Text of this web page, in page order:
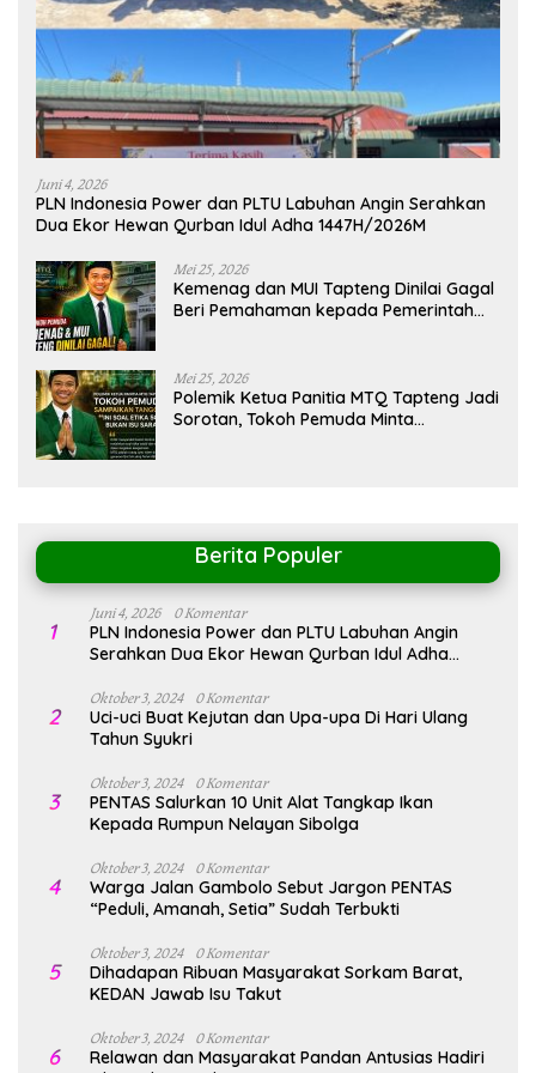
Juni 4, 2026
PLN Indonesia Power dan PLTU Labuhan Angin Serahkan
Dua Ekor Hewan Qurban Idul Adha 1447H/2026M
Mei 25, 2026
Kemenag dan MUI Tapteng Dinilai Gagal
Beri Pemahaman kepada Pemerintah
Mei 25, 2026
Polemik Ketua Panitia MTQ Tapteng Jadi
Sorotan, Tokoh Pemuda Minta
Berita Populer
1
Juni 4, 2026 0 Komentar
PLN Indonesia Power dan PLTU Labuhan Angin
Serahkan Dua Ekor Hewan Qurban Idul Adha
2
Oktober 3, 2024 0 Komentar
Uci-uci Buat Kejutan dan Upa-upa Di Hari Ulang
Tahun Syukri
3
Oktober 3, 2024 0 Komentar
PENTAS Salurkan 10 Unit Alat Tangkap Ikan
Kepada Rumpun Nelayan Sibolga
4
Oktober 3, 2024 0 Komentar
Warga Jalan Gambolo Sebut Jargon PENTAS
“Peduli, Amanah, Setia” Sudah Terbukti
5
Oktober 3, 2024 0 Komentar
Dihadapan Ribuan Masyarakat Sorkam Barat,
KEDAN Jawab Isu Takut
6
Oktober 3, 2024 0 Komentar
Relawan dan Masyarakat Pandan Antusias Hadiri